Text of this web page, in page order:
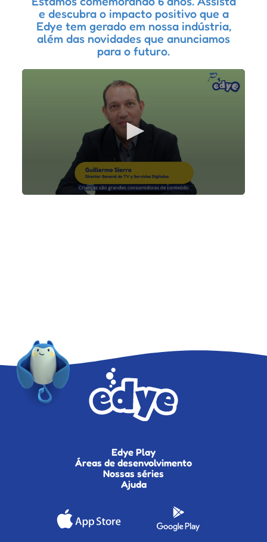
Edye Play
Áreas de desenvolvimento
Nossas séries
Ajuda